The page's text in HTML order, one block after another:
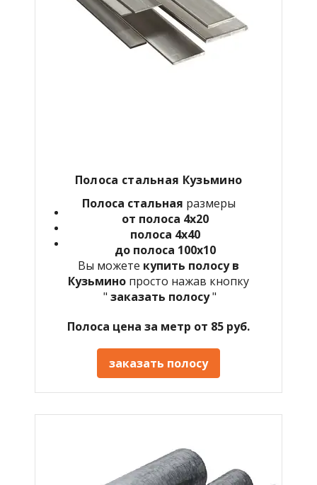
Полоса стальная Кузьмино
Полоса стальная размеры
от полоса 4х20
полоса 4х40
до полоса 100х10
Вы можете купить полосу в
Кузьмино просто нажав кнопку
" заказать полосу"
Полоса цена за метр от 85 руб.
заказать полосу